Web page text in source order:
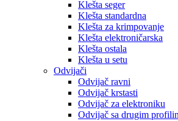
Klešta seger
Klešta standardna
Klešta za krimpovanje
Klešta elektroničarska
Klešta ostala
Klešta u setu
Odvijači
Odvijač ravni
Odvijač krstasti
Odvijač za elektroniku
Odvijač sa drugim